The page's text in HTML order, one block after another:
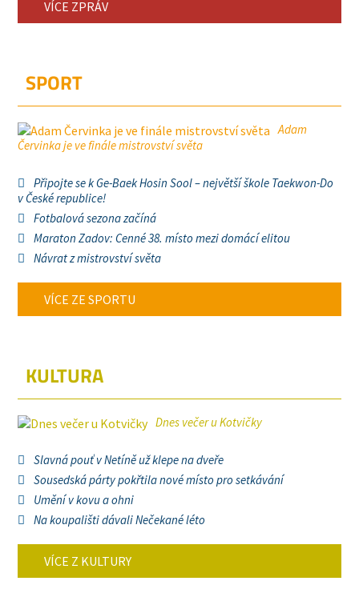
VÍCE ZPRÁV
SPORT
Adam
Červinka je ve finále mistrovství světa
Připojte se k Ge-Baek Hosin Sool – největší škole Taekwon-Do
v České republice!
Fotbalová sezona začíná
Maraton Zadov: Cenné 38. místo mezi domácí elitou
Návrat z mistrovství světa
VÍCE ZE SPORTU
KULTURA
Dnes večer u Kotvičky
Slavná pouť v Netíně už klepe na dveře
Sousedská párty pokřtila nové místo pro setkávání
Umění v kovu a ohni
Na koupališti dávali Nečekané léto
VÍCE Z KULTURY